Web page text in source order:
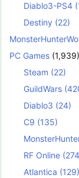
Diablo3-PS4
Destiny (22)
PC Games (1,939)
Steam (22)
GuildWars
Diablo3 (24)
C9 (135)
RF Online
Atlantica (129)